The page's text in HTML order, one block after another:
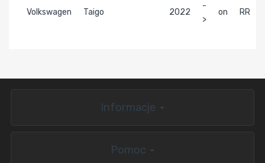
Volkswagen Taigo 2022
-
>
on RR
Informacje
Pomoc